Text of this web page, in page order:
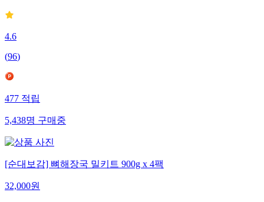
4.6
(96)
477 적립
5,438명 구매중
[순대보감] 뼈해장국 밀키트 900g x 4팩
32,000원